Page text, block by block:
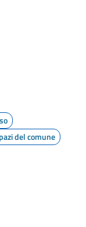
del comune